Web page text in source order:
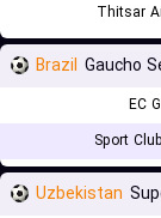
Thitsar
Brazil Gaucho
EC
Sport
Uzbekistan